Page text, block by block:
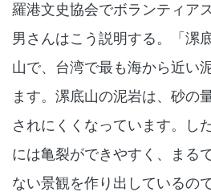
羅港文史協会でボランティア
男さんはこう説明する。「漯
山で、台湾で最も海から近い
ます。漯底山の泥岩は、砂の
されにくくなっています。し
には亀裂ができやすく、まる
ない景観を作り出しているの